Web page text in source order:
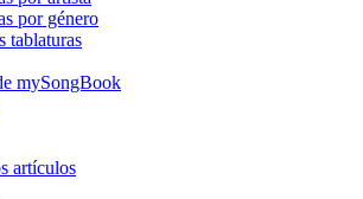
por género
tablaturas
mySongBook
artículos